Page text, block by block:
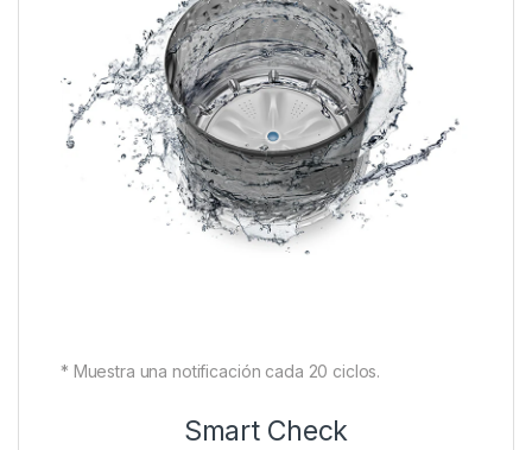
* Muestra una notificación cada 20 ciclos.
Smart Check